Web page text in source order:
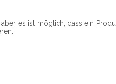
es ist möglich, dass ein